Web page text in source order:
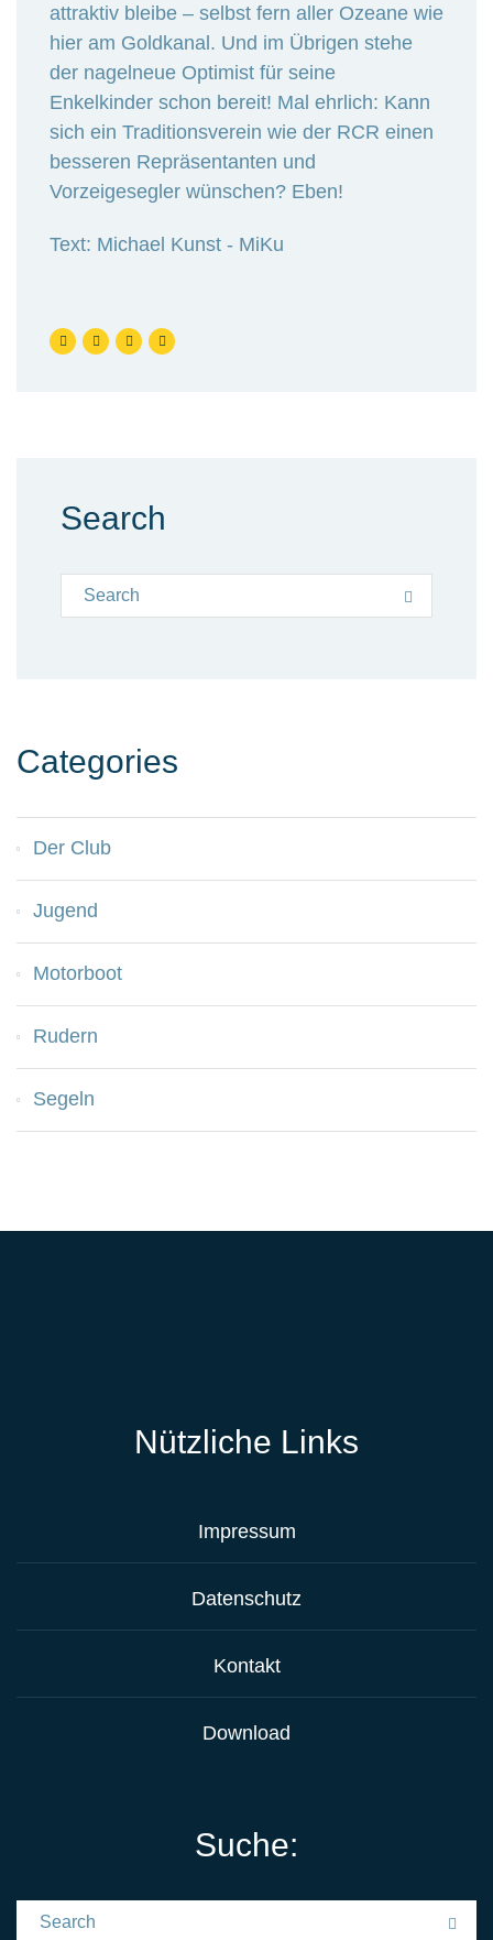
attraktiv bleibe – selbst fern aller Ozeane wie
hier am Goldkanal. Und im Übrigen stehe
der nagelneue Optimist für seine
Enkelkinder schon bereit! Mal ehrlich: Kann
sich ein Traditionsverein wie der RCR einen
besseren Repräsentanten und
Vorzeigesegler wünschen? Eben!
Text: Michael Kunst - MiKu
Search
Search for:
Categories
Der Club
Jugend
Motorboot
Rudern
Segeln
Nützliche Links
Impressum
Datenschutz
Kontakt
Download
Suche: